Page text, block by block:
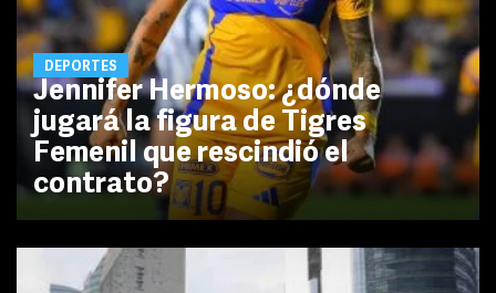
DEPORTES
Jennifer Hermoso: ¿dónde
jugará la figura de Tigres
Femenil que rescindió el
contrato?